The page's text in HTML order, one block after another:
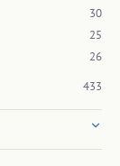
30
25
26
433